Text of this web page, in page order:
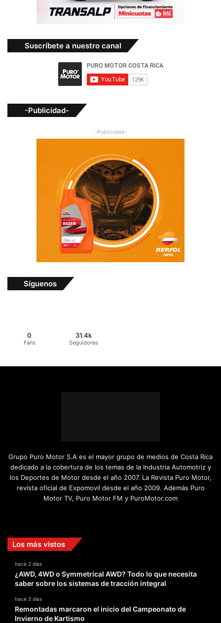
Suscríbete a nuestro canal
-Publicidad-
-Publicidad-
Síguenos
0
Fans
31.4k
Seguidores
Grupo Puro Motor S.A es el mayor grupo de medios de Costa Rica
dedicado a la cobertura de los temas de la Industria Automotriz y
los Deportes de Motor desde el año 2007. La Revista Puro Motor,
revista oficial de Expomovil desde el año 2009. Además Puro
Motor TV, Puro Motor FM y PuroMotor.com
Los más vistos
hace 2 días
¿AWD, 4WD o Symmetrical AWD? Todo lo que necesita
saber sobre los sistemas de tracción integral
hace 3 días
Remontadas marcaron el inicio del Campeonato de
Invierno de Kartismo